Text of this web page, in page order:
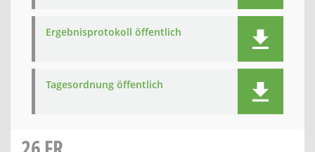
Ergebnisprotokoll öffentlich
Tagesordnung öffentlich